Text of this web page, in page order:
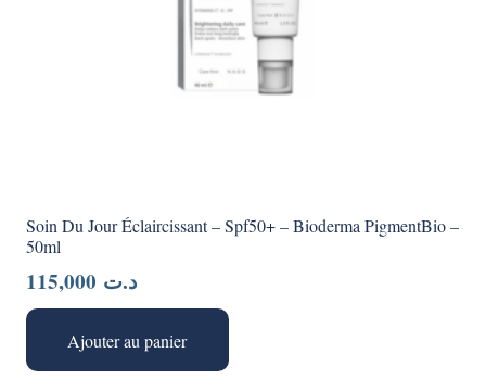
Soin Du Jour Éclaircissant – Spf50+ – Bioderma PigmentBio –
50ml
د.ت
Ajouter au panier